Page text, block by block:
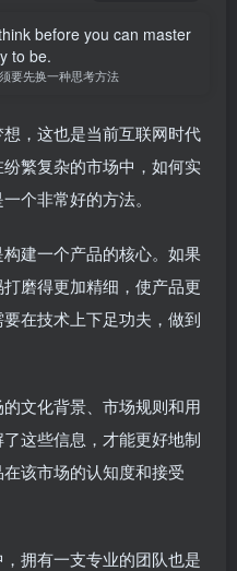
before you can master
to be.
要先换一种思考方法
，这也是当前互联网时代
繁复杂的市场中，如何实
个非常好的方法。
建一个产品的核心。如果
磨得更加精细，使产品更
在技术上下足功夫，做到
文化背景、市场规则和用
这些信息，才能更好地制
该市场的认知度和接受
拥有一支专业的团队也是